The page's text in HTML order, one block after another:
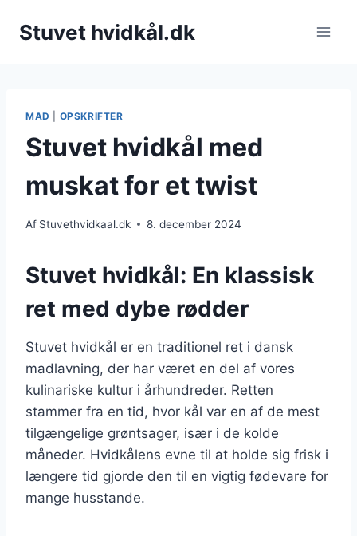
Stuvet hvidkål.dk
MAD OPSKRIFTER
Stuvet hvidkål med
muskat for et twist
Af Stuvethvidkaal.dk 8. december 2024
Stuvet hvidkål: En klassisk
ret med dybe rødder
Stuvet hvidkål er en traditionel ret i dansk
madlavning, der har været en del af vores
kulinariske kultur i århundreder. Retten
stammer fra en tid, hvor kål var en af de mest
tilgængelige grøntsager, især i de kolde
måneder. Hvidkålens evne til at holde sig frisk i
længere tid gjorde den til en vigtig fødevare for
mange husstande.